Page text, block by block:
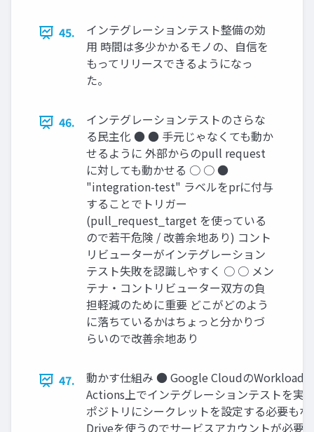
45.
インテグレーションテスト整備の効
用 時間は多少かかるモノの、自信を
もってリリースできるようになっ
た。
46.
インテグレーションテストのさらな
る民主化 ● ● 手元じゃなくても動か
せるように 外部からのpull request
に対しても動かせる ○ ○ ●
"integration-test" ラベルをprに付与
することでトリガー
(pull_request_target を使っている
ので若干危険 / 改善余地あり) コント
リビューターがインテグレーション
テスト失敗を認識しやすく ○ ○ メン
テナ・コントリビューター双方の負
担軽減のために重要 どこがどのよう
に落ちているかはちょっと分かりづ
らいので改善余地あり
47.
動かす仕組み ● Google Cloudの
Actions上でインテグレーションテストを
ポジトリにシークレットを設定する必要も
Driveを使うのでサービスアカウントが必